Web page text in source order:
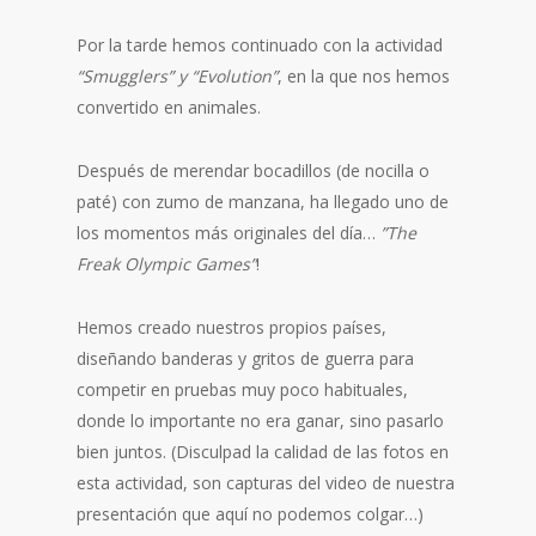
Por la tarde hemos continuado con la actividad
“Smugglers” y “Evolution”, en la que nos hemos
convertido en animales.
Después de merendar bocadillos (de nocilla o
paté) con zumo de manzana, ha llegado uno de
los momentos más originales del día… ”The
Freak Olympic Games”!
Hemos creado nuestros propios países,
diseñando banderas y gritos de guerra para
competir en pruebas muy poco habituales,
donde lo importante no era ganar, sino pasarlo
bien juntos. (Disculpad la calidad de las fotos en
esta actividad, son capturas del video de nuestra
presentación que aquí no podemos colgar…)